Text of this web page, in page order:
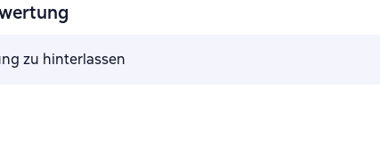
zu hinterlassen